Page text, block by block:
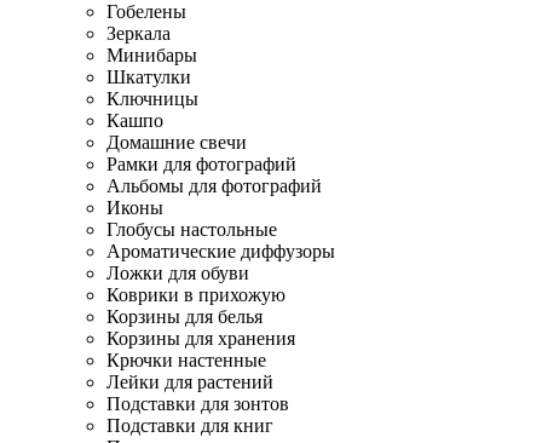
Гобелены
Зеркала
Минибары
Шкатулки
Ключницы
Кашпо
Домашние свечи
Рамки для фотографий
Альбомы для фотографий
Иконы
Глобусы настольные
Ароматические диффузоры
Ложки для обуви
Коврики в прихожую
Корзины для белья
Корзины для хранения
Крючки настенные
Лейки для растений
Подставки для зонтов
Подставки для книг